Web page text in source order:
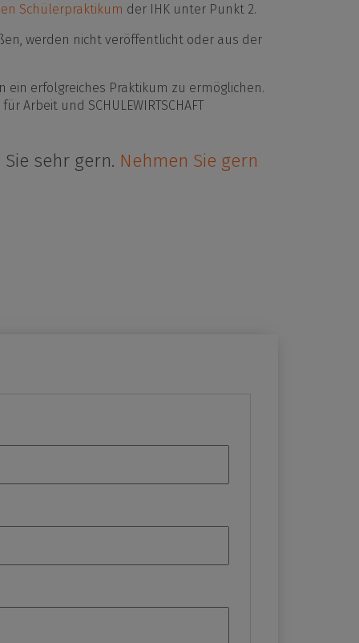
Schülerpraktikum der IHK unter Punkt 2.
werden nicht veröffentlicht oder aus der
ein erfolgreiches Praktikum zu ermöglichen.
und SCHULEWIRTSCHAFT
sehr gern. Nehmen Sie gern